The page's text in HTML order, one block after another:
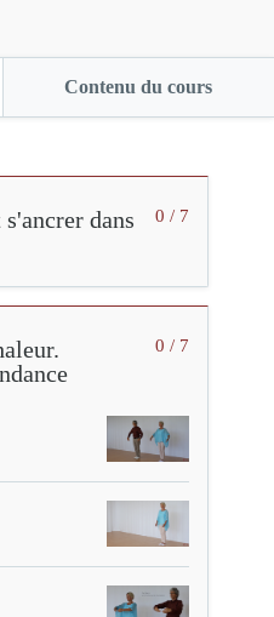
Contenu du cours
0 / 7
dans
0 / 7